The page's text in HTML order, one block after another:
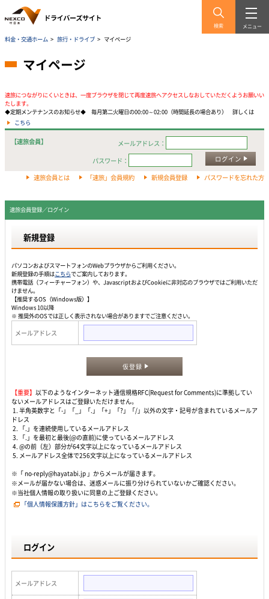
検索 メニュー
料金・交通ホーム > 旅行・ドライブ > マイページ
マイページ
速旅につながりにくいときは、一度ブラウザを閉じて再度速旅へアクセスしなおしていただくようお願いい
たします。
◆定期メンテナンスのお知らせ◆ 毎月第二火曜日の00:00～02:00（時間延長の場合あり） 詳しくは
こちら
【速旅会員】
メールアドレス：
パスワード：
ログイン
速旅会員とは 「速旅」会員規約 新規会員登録 パスワードを忘れた方
速旅会員登録／ログイン
新規登録
パソコンおよびスマートフォンのWebプラウザからご利用ください。
新規登録の手順はこちらでご案内しております。
携帯電話（フィーチャーフォン）や、JavascriptおよびCookieに非対応のブラウザではご利用いただ
けません。
【推奨するOS（Windows版）】
Windows 10以降
※ 推奨外のOSでは正しく表示されない場合がありますでご注意ください。
メールアドレス
仮登録
【重要】 以下のようなインターネット通信規格RFC(Request for Comments)に準拠してい
ないメールアドレスはご登録いただけません。
1. 半角英数字と「-」「_」「.」「+」「?」「/」以外の文字・記号が含まれているメールア
ドレス
2. 「.」を連続使用しているメールアドレス
3. 「.」を最初と最後(@の直前)に使っているメールアドレス
4. @の前（左）部分が64文字以上になっているメールアドレス
5. メールアドレス全体で256文字以上になっているメールアドレス
※「 no-reply@hayatabi.jp 」からメールが届きます。
※メールが届かない場合は、迷惑メールに振り分けられていないかご確認ください。
※当社個人情報の取り扱いに同意の上ご登録ください。
「個人情報保護方針」はこちらをご覧ください。
ログイン
メールアドレス